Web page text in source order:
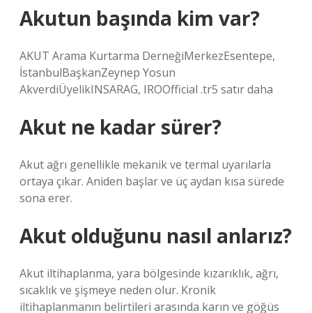
Akutun başında kim var?
AKUT Arama Kurtarma DerneğiMerkezEsentepe,
İstanbulBaşkanZeynep Yosun
AkverdiÜyelikINSARAG, IROOfficial .tr5 satır daha
Akut ne kadar sürer?
Akut ağrı genellikle mekanik ve termal uyarılarla
ortaya çıkar. Aniden başlar ve üç aydan kısa sürede
sona erer.
Akut olduğunu nasıl anlarız?
Akut iltihaplanma, yara bölgesinde kızarıklık, ağrı,
sıcaklık ve şişmeye neden olur. Kronik
iltihaplanmanın belirtileri arasında karın ve göğüs